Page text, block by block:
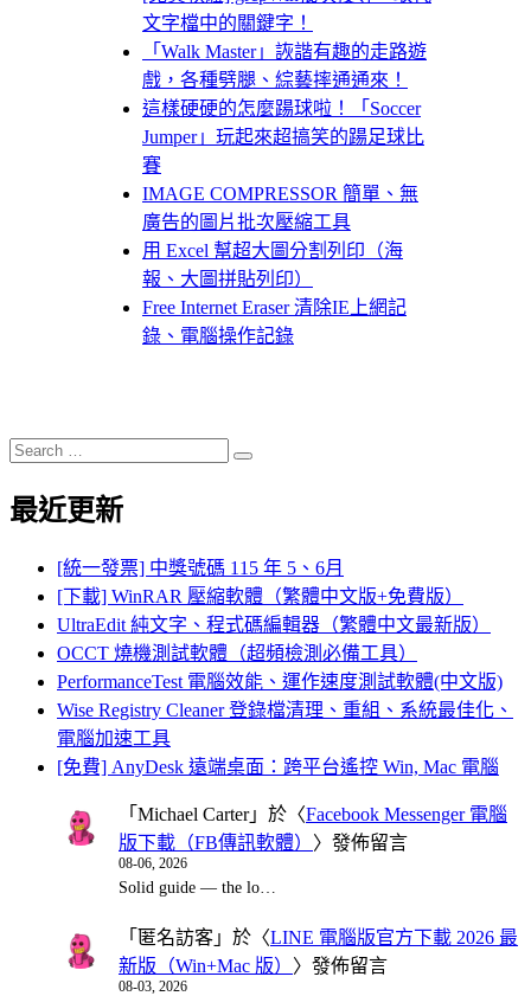
文字檔中的關鍵字！
「Walk Master」詼諧有趣的走路遊
戲，各種劈腿、綜藝摔通通來！
這樣硬硬的怎麼踼球啦！「Soccer
Jumper」玩起來超搞笑的踼足球比
賽
IMAGE COMPRESSOR 簡單、無
廣告的圖片批次壓縮工具
用 Excel 幫超大圖分割列印（海
報、大圖拼貼列印）
Free Internet Eraser 清除IE上網記
錄、電腦操作記錄
Search
for:
Search
最近更新
[統一發票] 中獎號碼 115 年 5、6月
[下載] WinRAR 壓縮軟體（繁體中文版+免費版）
UltraEdit 純文字、程式碼編輯器（繁體中文最新版）
OCCT 燒機測試軟體（超頻檢測必備工具）
PerformanceTest 電腦效能、運作速度測試軟體(中文版)
Wise Registry Cleaner 登錄檔清理、重組、系統最佳化、
電腦加速工具
[免費] AnyDesk 遠端桌面：跨平台遙控 Win, Mac 電腦
「 Michael Carter」於〈Facebook Messenger 電腦
版下載（FB傳訊軟體） 〉發佈留言
08-06, 2026
Solid guide — the lo…
「 匿名訪客 」於〈LINE 電腦版官方下載 2026 最
新版（Win+Mac 版） 〉發佈留言
08-03, 2026